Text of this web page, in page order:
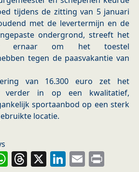
tijdens de zitting van 5 januari
met de levertermijn en de
ondergrond, streeft het
ernaar om het toestel
tegen de paasvakantie van
van 16.300 euro zet het
verder in op een kwalitatief,
sportaanbod op een sterk
locatie.
WhatsApp
Threads
X LinkedIn
Email